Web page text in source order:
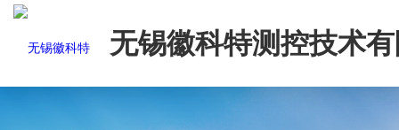
无锡徽科特测控技术